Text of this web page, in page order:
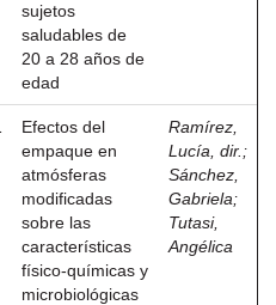
sujetos
saludables de
20 a 28 años de
edad
Efectos del
empaque en
atmósferas
modificadas
sobre las
características
físico-químicas y
microbiológicas
Ramírez,
Lucía, dir. ;
Sánchez,
Gabriela;
Tutasi,
Angélica